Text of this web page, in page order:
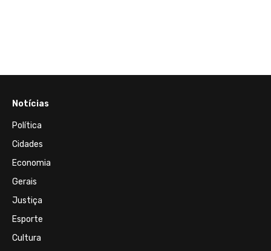
Notícias
Política
Cidades
Economia
Gerais
Justiça
Esporte
Cultura